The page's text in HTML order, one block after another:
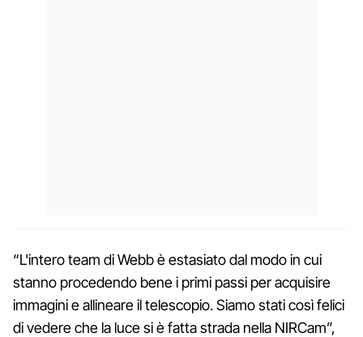
“L'intero team di Webb è estasiato dal modo in cui
stanno procedendo bene i primi passi per acquisire
immagini e allineare il telescopio. Siamo stati così felici
di vedere che la luce si è fatta strada nella NIRCam”,